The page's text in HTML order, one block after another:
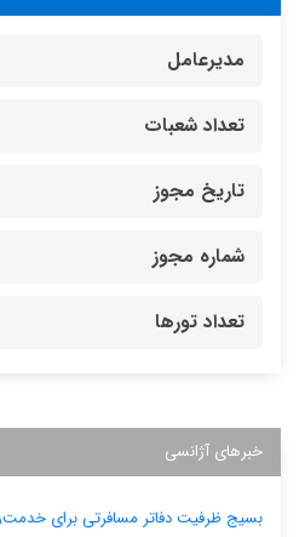
مدیرعامل
تعداد شعبات
تاریخ مجوز
شماره مجوز
تعداد تورها
خبرهای آژانسی
بسیج ظرفیت دفاتر مسافرتی برای